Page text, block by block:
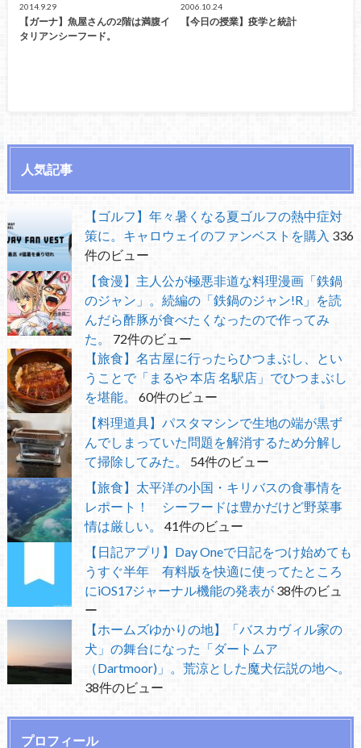
2014.9.29
【ガーナ】魚屋さんの2階は満腹イ
タリアンシーフード。
2006.10.24
【今日の授業】疫学と統計
人気記事
【ゴルフ】年々暑くなる夏ゴルフの熱中症対
策に。キャロウェイのファンベストを購入 336
件のビュー
【食漫】主人公が極悪非道な料理漫画「鉄鍋
のジャン」。続編の「鉄鍋のジャン!R」を読
んだら酢豚が食べたくなったので作ってみ
た。
72件のビュー
【旅食】名古屋に行ったらひつまぶし、とい
うことで「まるや 本店 名駅店」でひつまぶし
を堪能。
60件のビュー
【料理道具】パスタマシンで生地の端が黒ず
んでしまっていた問題を解消するため分解し
て掃除してみた。
54件のビュー
【旅食】太平洋の小国・キリバスの食事情を
レポート！ シーフードは豊かだけど野菜事
情は厳しい。
41件のビュー
【日記アプリ】Day Oneで日記をつけ始めても
うすぐ半年 有料版を快適に使ってたところ
にiOS17ジャーナル機能の発表が 38件のビュ
ー
【ホームズゆかりの地】「バスカヴィル家の
犬」の舞台になった「ダートムア
（Dartmoor)」。荒涼とした魔犬伝説の地へ。
38件のビュー
プロフィール